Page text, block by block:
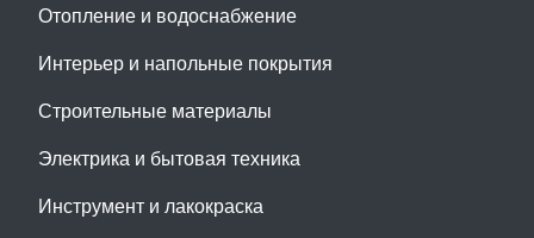
Отопление и водоснабжение
Интерьер и напольные покрытия
Строительные материалы
Электрика и бытовая техника
Инструмент и лакокраска